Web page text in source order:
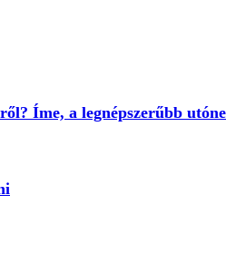
Íme, a legnépszerűbb